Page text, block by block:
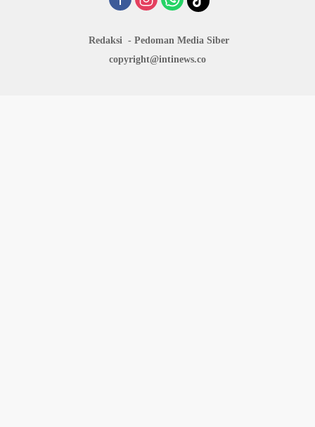
Redaksi
Pedoman Media Siber
copyright@intinews.co